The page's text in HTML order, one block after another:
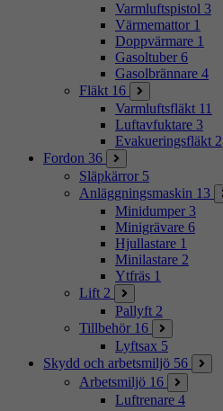
Varmluftspistol 3
Värmemattor 1
Doppvärmare 1
Gasoltuber 6
Gasolbrännare 4
Fläkt 16
Varmluftsfläkt 11
Luftavfuktare 3
Evakueringsfläkt 2
Fordon 36
Släpkärror 5
Anläggningsmaskin 13
Minidumper 3
Minigrävare 6
Hjullastare 1
Minilastare 2
Ytfräs 1
Lift 2
Pallyft 2
Tillbehör 16
Lyftsax 5
Skydd och arbetsmiljö 56
Arbetsmiljö 16
Luftrenare 4